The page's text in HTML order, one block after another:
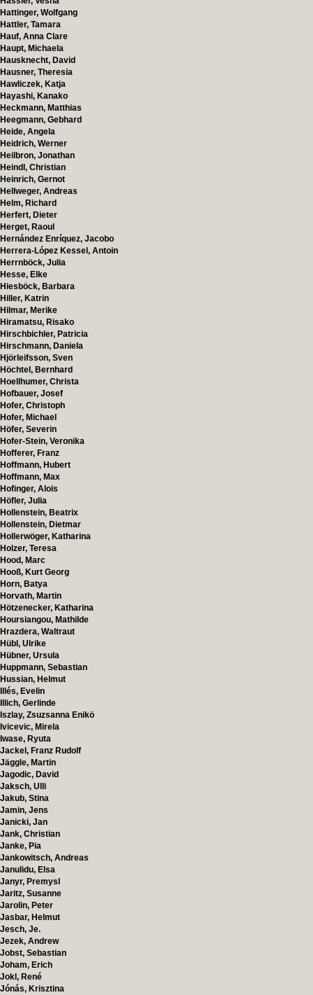
Hattinger, Wolfgang
Hattler, Tamara
Hauf, Anna Clare
Haupt, Michaela
Hausknecht, David
Hausner, Theresia
Hawliczek, Katja
Hayashi, Kanako
Heckmann, Matthias
Heegmann, Gebhard
Heide, Angela
Heidrich, Werner
Heilbron, Jonathan
Heindl, Christian
Heinrich, Gernot
Hellweger, Andreas
Helm, Richard
Herfert, Dieter
Herget, Raoul
Hernández Enríquez, Jacobo
Herrera-López Kessel, Antoin
Herrnböck, Julia
Hesse, Elke
Hiesböck, Barbara
Hiller, Katrin
Hilmar, Merike
Hiramatsu, Risako
Hirschbichler, Patricia
Hirschmann, Daniela
Hjörleifsson, Sven
Höchtel, Bernhard
Hoellhumer, Christa
Hofbauer, Josef
Hofer, Christoph
Hofer, Michael
Höfer, Severin
Hofer-Stein, Veronika
Hofferer, Franz
Hoffmann, Hubert
Hoffmann, Max
Hofinger, Alois
Höfler, Julia
Hollenstein, Beatrix
Hollenstein, Dietmar
Hollerwöger, Katharina
Holzer, Teresa
Hood, Marc
Hooß, Kurt Georg
Horn, Batya
Horvath, Martin
Hötzenecker, Katharina
Hoursiangou, Mathilde
Hrazdera, Waltraut
Hübl, Ulrike
Hübner, Ursula
Huppmann, Sebastian
Hussian, Helmut
Illés, Evelin
Illich, Gerlinde
Iszlay, Zsuzsanna Enikö
Ivicevic, Mirela
Iwase, Ryuta
Jackel, Franz Rudolf
Jäggle, Martin
Jagodic, David
Jaksch, Ulli
Jakub, Stina
Jamin, Jens
Janicki, Jan
Jank, Christian
Janke, Pia
Jankowitsch, Andreas
Janulidu, Elsa
Janyr, Premysl
Jaritz, Susanne
Jarolin, Peter
Jasbar, Helmut
Jesch, Je.
Jezek, Andrew
Jobst, Sebastian
Joham, Erich
Jokl, René
Jónás, Krisztina